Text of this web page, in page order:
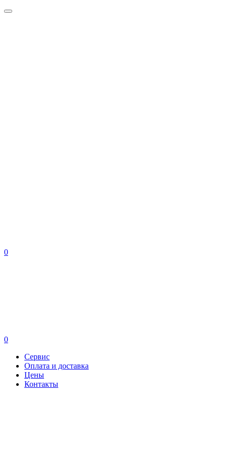
0
0
Сервис
Оплата и доставка
Цены
Контакты